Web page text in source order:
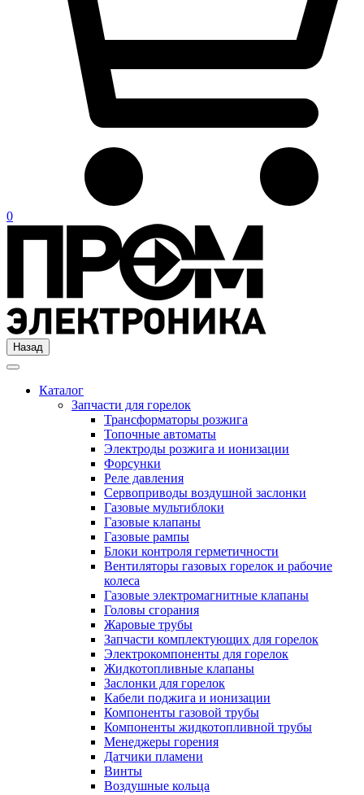
0
Назад
Каталог
Запчасти для горелок
Трансформаторы розжига
Топочные автоматы
Электроды розжига и ионизации
Форсунки
Реле давления
Сервоприводы воздушной заслонки
Газовые мультиблоки
Газовые клапаны
Газовые рампы
Блоки контроля герметичности
Вентиляторы газовых горелок и рабочие
колеса
Газовые электромагнитные клапаны
Головы сгорания
Жаровые трубы
Запчасти комплектующих для горелок
Электрокомпоненты для горелок
Жидкотопливные клапаны
Заслонки для горелок
Кабели поджига и ионизации
Компоненты газовой трубы
Компоненты жидкотопливной трубы
Менеджеры горения
Датчики пламени
Винты
Воздушные кольца